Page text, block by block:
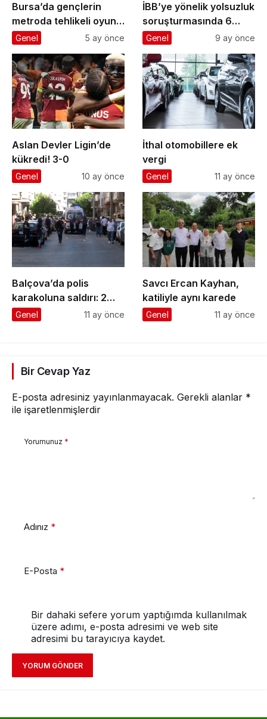
Bursa’da gençlerin
metroda tehlikeli oyunu
kameraya yansıdı
Genel 5 ay önce
İBB’ye yönelik yolsuzluk
soruşturmasında 6
gazeteci ’şüpheli’
Genel 9 ay önce
Aslan Devler Ligin’de
kükredi! 3-0
Genel 10 ay önce
İthal otomobillere ek
vergi
Genel 11 ay önce
Balçova’da polis
karakoluna saldırı: 2
şehit, 1 yaralı
Genel 11 ay önce
Savcı Ercan Kayhan,
katiliyle aynı karede
Genel 11 ay önce
Bir Cevap Yaz
E-posta adresiniz yayınlanmayacak. Gerekli alanlar *
ile işaretlenmişlerdir
Yorumunuz *
Adınız *
E-Posta *
Bir dahaki sefere yorum yaptığımda kullanılmak
üzere adımı, e-posta adresimi ve web site
adresimi bu tarayıcıya kaydet.
YORUM GÖNDER